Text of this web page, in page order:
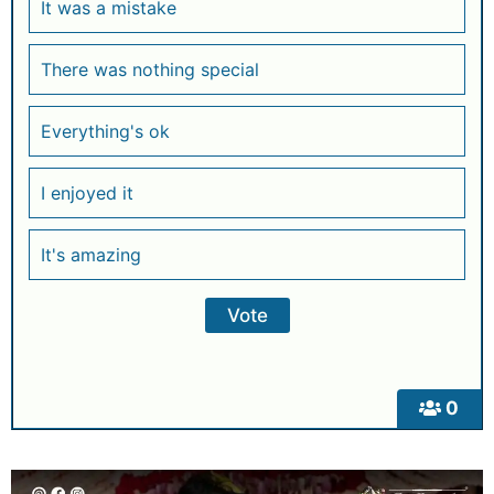
0
It was a mistake
There was nothing special
Everything's ok
I enjoyed it
It's amazing